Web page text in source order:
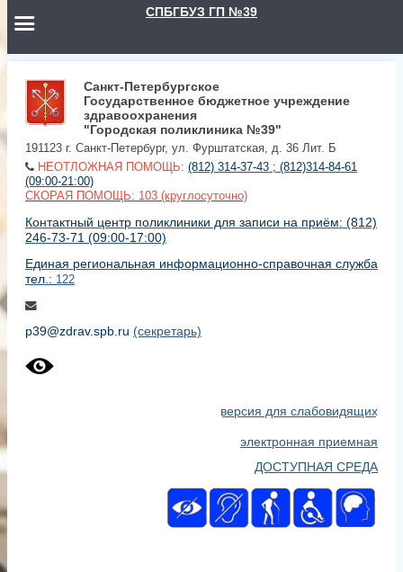
Санкт-Петербургское
Государственное бюджетное учреждение
здравоохранения
"Городская поликлиника №39"
191123 г. Санкт-Петербург, ул. Фурштатская, д. 36 Лит. Б
НЕОТЛОЖНАЯ ПОМОЩЬ: (812) 314-37-43 ; (812)314-84-61
(09:00-21:00)
СКОРАЯ ПОМОЩЬ: 103 (круглосуточно)
Контактный центр поликлиники для записи на приём: (812)
246-73-71 (09:00-17:00)
Единая региональная информационно-справочная служба
тел.: 122
p39@zdrav.spb.ru (секретарь)
версия для слабовидящих
электронная приемная
ДОСТУПНАЯ СРЕДА
СПБГБУЗ ГП №39